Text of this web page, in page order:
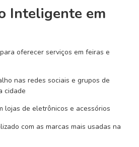
Inteligente em
oferecer serviços em feiras e
nas redes sociais e grupos de
cidade
lojas de eletrônicos e acessórios
com as marcas mais usadas na